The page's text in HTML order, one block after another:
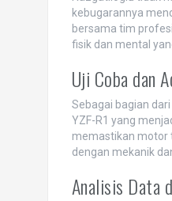
kebugarannya
bersama tim
fisik dan mental
Uji Coba dan
Sebagai bagian
YZF-R1 yang
memastikan motor
dengan mekanik
Analisis Data